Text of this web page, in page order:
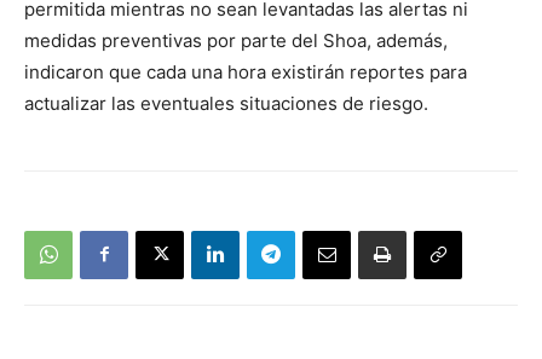
permitida mientras no sean levantadas las alertas ni
medidas preventivas por parte del Shoa, además,
indicaron que cada una hora existirán reportes para
actualizar las eventuales situaciones de riesgo.